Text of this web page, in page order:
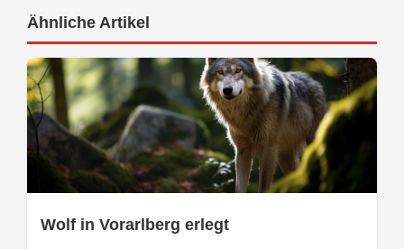
Ähnliche Artikel
Wolf in Vorarlberg erlegt